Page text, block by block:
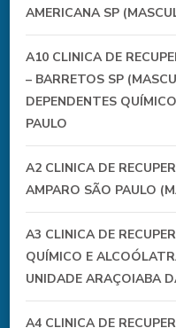
AMERICANA SP
A10 CLINICA DE
– BARRETOS SP
DEPENDENTES
PAULO
A2 CLINICA DE
AMPARO SÃO PAULO
A3 CLINICA DE
QUÍMICO E
UNIDADE ARAÇOIABA
A4 CLINICA DE